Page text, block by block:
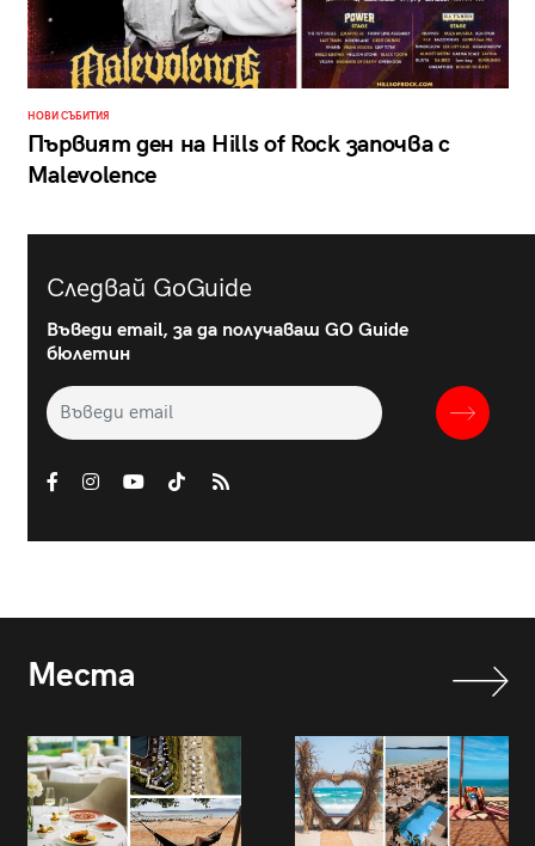
НОВИ СЪБИТИЯ
Първият ден на Hills of Rock започва с
Malevolence
Следвай GoGuide
Въведи email, за да получаваш GO Guide
бюлетин
Места